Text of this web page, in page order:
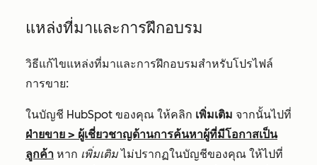
แหล่งที่มาและการฝึกอบรม
วิธีแก้ไขแหล่งที่มาและการฝึกอบรมสำหรับโปรไฟล์
การขาย:
ในบัญชี HubSpot ของคุณ ให้คลิก เพิ่มเติม จากนั้นไปที่
ฝ่ายขาย > ผู้เชี่ยวชาญด้านการค้นหาผู้ที่มีโอกาสเป็น
ลูกค้า หาก เพิ่มเติมไม่ปรากฏในบัญชีของคุณ ให้ไปที่